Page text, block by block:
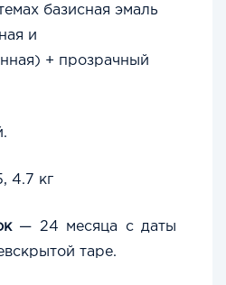
базисная эмаль
и
+ прозрачный
4.7 кг
— 24 месяца с даты
таре.